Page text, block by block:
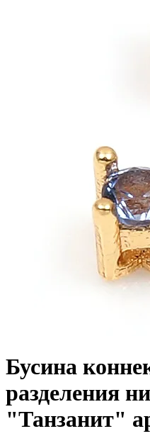
Бусина
разделения
"Танзанит"